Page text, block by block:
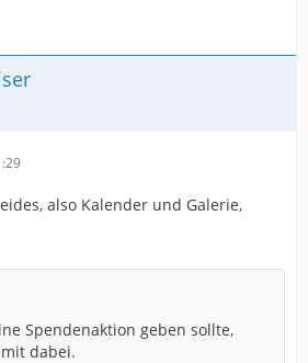
also Kalender und Galerie,
Spendenaktion geben sollte,
dabei.